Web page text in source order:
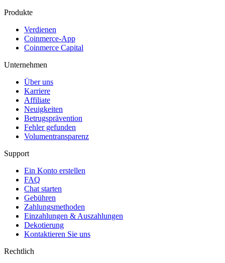
Produkte
Verdienen
Coinmerce-App
Coinmerce Capital
Unternehmen
Über uns
Karriere
Affiliate
Neuigkeiten
Betrugsprävention
Fehler gefunden
Volumentransparenz
Support
Ein Konto erstellen
FAQ
Chat starten
Gebühren
Zahlungsmethoden
Einzahlungen & Auszahlungen
Dekotierung
Kontaktieren Sie uns
Rechtlich